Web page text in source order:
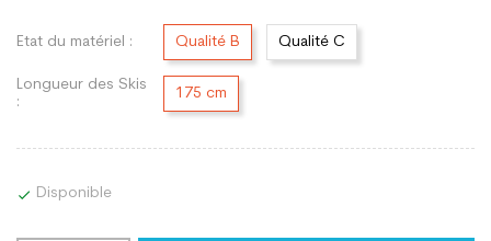
Etat du matériel : Qualité B Qualité C
Longueur des Skis
:
175 cm
 Disponible